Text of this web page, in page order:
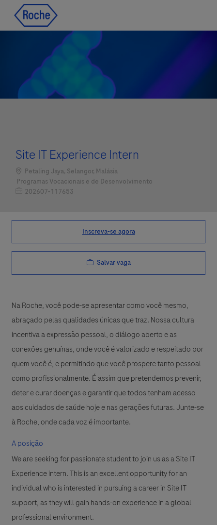
Site IT Experience Intern
Localização
Petaling Jaya, Selangor, Malásia
Categoria
Programas Vocacionais e de Desenvolvimento
Job Id202607-117653
Inscreva-se agora
Salvar vaga
Na Roche, você pode-se apresentar como você mesmo,
abraçado pelas qualidades únicas que traz. Nossa cultura
incentiva a expressão pessoal, o diálogo aberto e as
conexões genuínas, onde você é valorizado e respeitado por
quem você é, e permitindo que você prospere tanto pessoal
como profissionalmente. É assim que pretendemos prevenir,
deter e curar doenças e garantir que todos tenham acesso
aos cuidados de saúde hoje e nas gerações futuras. Junte-se
à Roche, onde cada voz é importante.
A posição
We are seeking for passionate student to join us as a Site IT
Experience intern. This is an excellent opportunity for an
individual who is interested in pursuing a career in Site IT
support, as they will gain hands-on experience in a global
professional environment.